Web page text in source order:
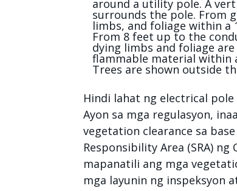
Hindi lahat ng electrical
Ayon sa mga regulasyon,
vegetation clearance sa
Responsibility Area (SRA) ng
mapanatili ang mga
mga layunin ng inspeksyon